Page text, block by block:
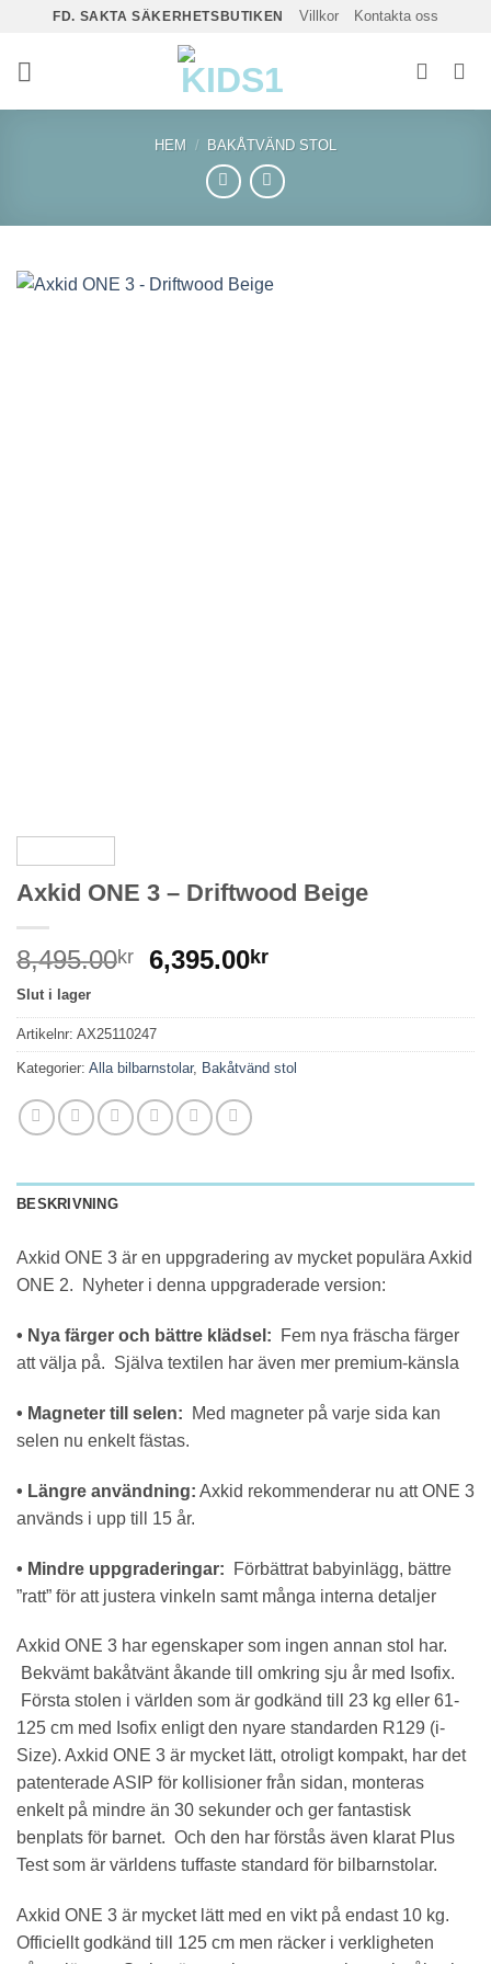
content
FD. SAKTA SÄKERHETSBUTIKEN Villkor Kontakta oss
HEM / BAKÅTVÄND STOL
Axkid ONE 3 – Driftwood Beige
8,495.00kr
Det
priset
var:
8,495.00kr.
6,395.00krDet
priset
6,395.00kr.
Slut i lager
Artikelnr: AX25110247
Kategorier: Alla bilbarnstolar, Bakåtvänd stol
BESKRIVNING
Axkid ONE 3 är en uppgradering av mycket populära Axkid
ONE 2. Nyheter i denna uppgraderade version:
• Nya färger och bättre klädsel:
Fem nya fräscha färger
att välja på. Själva textilen har även mer premium-känsla
• Magneter till selen: Med magneter på varje sida kan
selen nu enkelt fästas.
• Längre användning: Axkid rekommenderar nu att ONE 3
används i upp till 15 år.
• Mindre uppgraderingar: Förbättrat babyinlägg, bättre
”ratt” för att justera vinkeln samt många interna detaljer
Axkid ONE 3 har egenskaper som ingen annan stol har.
Bekvämt bakåtvänt åkande till omkring sju år med Isofix.
Första stolen i världen som är godkänd till 23 kg eller 61-
125 cm med Isofix enligt den nyare standarden R129 (i-
Size). Axkid ONE 3 är mycket lätt, otroligt kompakt, har det
patenterade ASIP för kollisioner från sidan, monteras
enkelt på mindre än 30 sekunder och ger fantastisk
benplats för barnet. Och den har förstås även klarat Plus
Test som är världens tuffaste standard för bilbarnstolar.
Axkid ONE 3 är mycket lätt med en vikt på endast 10 kg.
Officiellt godkänd till 125 cm men räcker i verkligheten